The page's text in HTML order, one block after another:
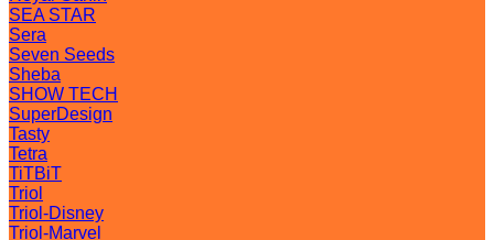
SEA STAR
Sera
Seven Seeds
Sheba
SHOW TECH
SuperDesign
Tasty
Tetra
TiTBiT
Triol
Triol-Disney
Triol-Marvel